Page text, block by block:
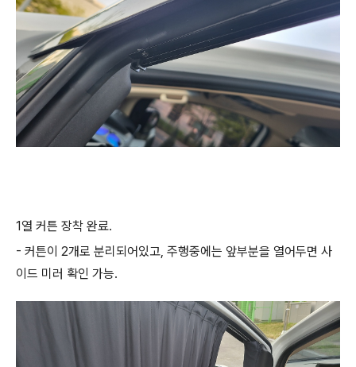
1열 커튼 장착 완료.
- 커튼이 2개로 분리되어있고, 주행중에는 앞부분을 열어두면 사
이드 미러 확인 가능.